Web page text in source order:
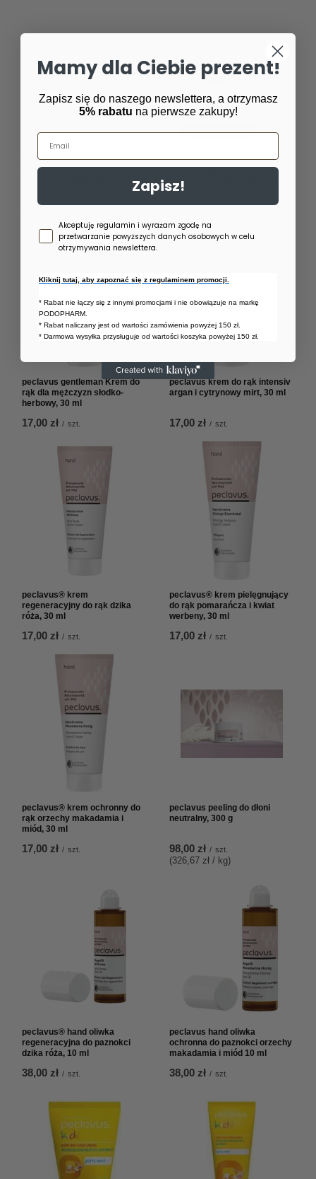
PODOPHARM Zmiękczające
perełki do kąpieli dłoni i stóp z
mocznikiem PODOFLEX® , 400
PODOPHARM Intensywnie
wzmacniające serum do
paznokci PODOFLEX®, 10 ml
peclavus gentleman Krem do
rąk dla mężczyzn słodko-
herbowy, 30 ml
17,00 zł / szt.
peclavus krem do rąk intensiv
argan i cytrynowy mirt, 30 ml
17,00 zł / szt.
peclavus® krem
regeneracyjny do rąk dzika
róża, 30 ml
17,00 zł / szt.
peclavus® krem pielęgnujący
do rąk pomarańcza i kwiat
werbeny, 30 ml
17,00 zł / szt.
peclavus® krem ochronny do
rąk orzechy makadamia i
miód, 30 ml
17,00 zł / szt.
peclavus peeling do dłoni
neutralny, 300 g
98,00 zł / szt.
(326,67 zł / kg)
peclavus® hand oliwka
regeneracyjna do paznokci
dzika róża, 10 ml
38,00 zł / szt.
peclavus hand oliwka
ochronna do paznokci orzechy
makadamia i miód 10 ml
38,00 zł / szt.
Mamy dla Ciebie prezent!
Zapisz się do naszego newslettera, a otrzymasz
5% rabatu na pierwsze zakupy!
Email
Zapisz!
Zgoda newsletter
Akceptuję regulamin i wyrażam zgodę na
przetwarzanie powyższych danych osobowych w celu
otrzymywania newslettera.
Kliknij tutaj, aby zapoznać się z regulaminem promocji.
* Rabat nie łączy się z innymi promocjami i nie obowiązuje na markę
PODOPHARM.
* Rabat naliczany jest od wartości zamówienia powyżej 150 zł.
* Darmowa wysyłka przysługuje od wartości koszyka powyżej 150 zł.